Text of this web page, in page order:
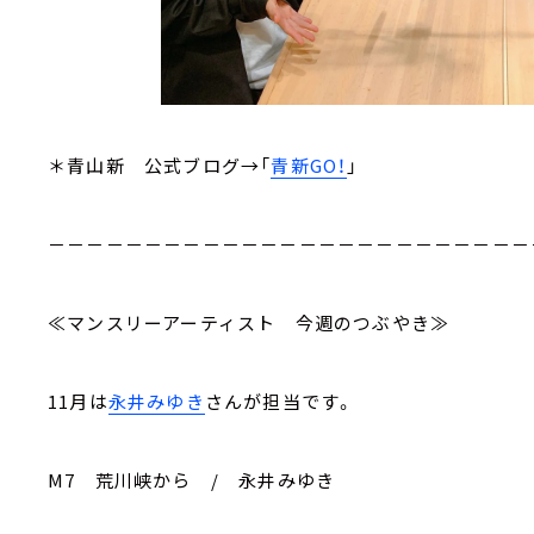
＊青山新 公式ブログ→「青新GO！ 」
－－－－－－－－－－－－－－－－－－－－－－－－
≪マンスリーアーティスト 今週のつぶやき≫
11月は永井みゆき さんが担当です。
M7 荒川峡から / 永井みゆき